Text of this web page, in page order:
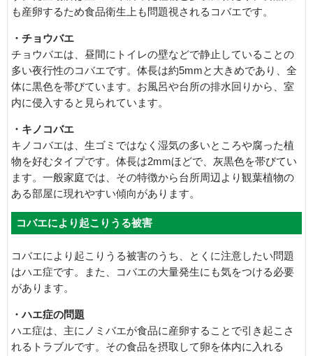
も産卵するため食品衛生上も問題視されるコバエです。
・チョウバエ
チョウバエは、昼間にトイレの壁などで静止していることの
多い夜行性のコバエです。体長は約5mmと大きめであり、全
体に黒色を帯びています。お風呂や台所の排水回りから、室
内に侵入すると見られています。
・キノコバエ
キノコバエは、生ゴミではなく湿気の多いところや腐った植
物を好むタイプです。体長は2mmほどで、灰黒色を帯びてい
ます。一般家庭では、その特徴から台所周辺より観葉植物の
ある部屋に現れやすい傾向があります。
コバエにより起こりうる被害
コバエにより起こりうる被害のうち、とくに注意したい問題
はハエ症です。また、コバエの大量発生にも気をつける必要
があります。
・ハエ症の問題
ハエ症は、主にノミバエが食品に産卵することで引き起こさ
れるトラブルです。その食品を摂取して卵を体内に入れる